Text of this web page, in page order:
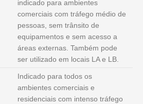
indicado para ambientes
comerciais com tráfego médio de
pessoas, sem trânsito de
equipamentos e sem acesso a
áreas externas. Também pode
ser utilizado em locais LA e LB.
Indicado para todos os
ambientes comerciais e
residenciais com intenso tráfego